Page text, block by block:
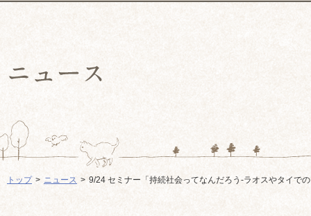
トップ ニュース 9/24 セミナー「持続社会ってなんだろう-ラオスやタイで